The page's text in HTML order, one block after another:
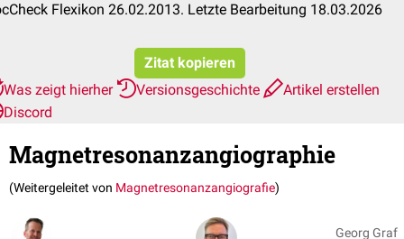
Flexikon 26.02.2013. Letzte Bearbeitung 18.03.2026
Zitat kopieren
Was zeigt hierher
Versionsgeschichte
Artikel erstellen
Discord
Magnetresonanzangiographie
(Weitergeleitet von Magnetresonanzangiografie)
Georg Graf